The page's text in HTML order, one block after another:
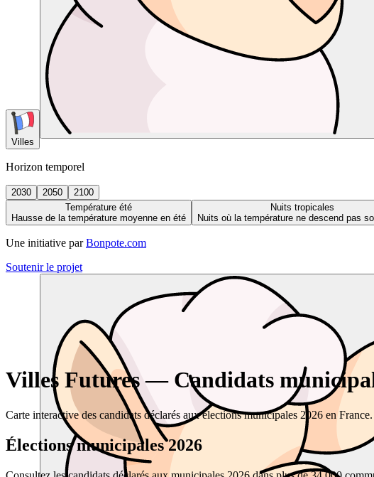
Villes
Horizon temporel
2030 2050
2100
Température été
Hausse de la température moyenne en été
Nuits tropicales
Nuits où la température ne descend pas
Une initiative par Bonpote.com
Soutenir le projet
Villes Futures — Candidats
Carte interactive des candidats déclarés aux élections municipales 2026 en
Élections municipales 2026